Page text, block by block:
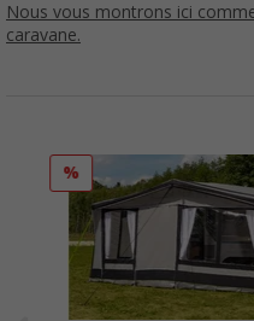
Nous vous montrons ici
caravane.
%